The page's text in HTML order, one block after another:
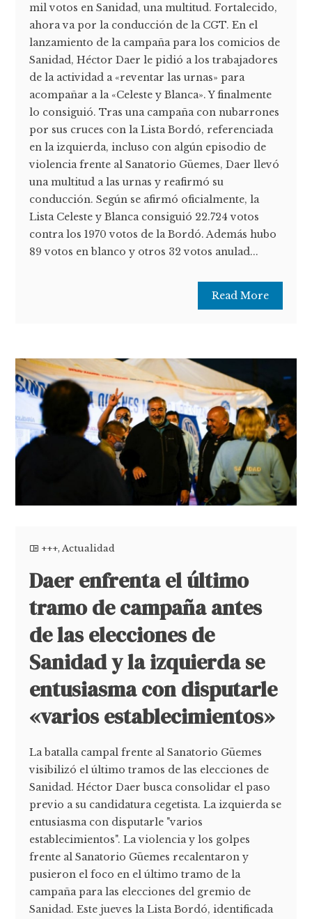
mil votos en Sanidad, una multitud. Fortalecido,
ahora va por la conducción de la CGT. En el
lanzamiento de la campaña para los comicios de
Sanidad, Héctor Daer le pidió a los trabajadores
de la actividad a «reventar las urnas» para
acompañar a la «Celeste y Blanca». Y finalmente
lo consiguió. Tras una campaña con nubarrones
por sus cruces con la Lista Bordó, referenciada
en la izquierda, incluso con algún episodio de
violencia frente al Sanatorio Güemes, Daer llevó
una multitud a las urnas y reafirmó su
conducción. Según se afirmó oficialmente, la
Lista Celeste y Blanca consiguió 22.724 votos
contra los 1970 votos de la Bordó. Además hubo
89 votos en blanco y otros 32 votos anulad...
Read More
+++,Actualidad
Daer enfrenta el último
tramo de campaña antes
de las elecciones de
Sanidad y la izquierda se
entusiasma con disputarle
«varios establecimientos»
La batalla campal frente al Sanatorio Güemes
visibilizó el último tramos de las elecciones de
Sanidad. Héctor Daer busca consolidar el paso
previo a su candidatura cegetista. La izquierda se
entusiasma con disputarle "varios
establecimientos". La violencia y los golpes
frente al Sanatorio Güemes recalentaron y
pusieron el foco en el último tramo de la
campaña para las elecciones del gremio de
Sanidad. Este jueves la Lista Bordó, identificada